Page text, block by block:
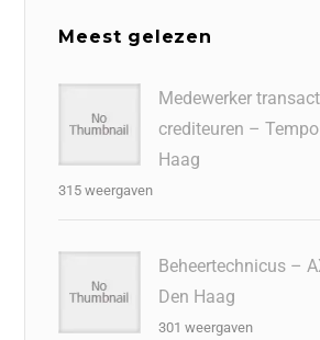
Meest gelezen
Medewerker
crediteuren –
Haag
315 weergaven
Beheertechnicus –
Den Haag
301 weergaven